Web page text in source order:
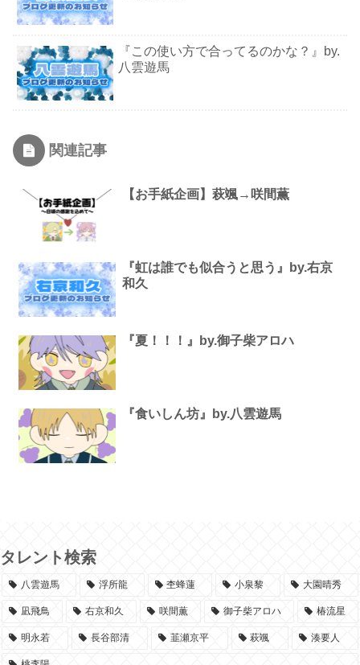
『この使い方で合ってるのかな？』by.
八雲遊馬
関連記事
【お手紙企画】萩颯→咲間薫
『虹は誰でも似合うと思う』by.右京
和久
『夏！！！』by.御子柴アロハ
『食いしん坊』by.八雲遊馬
タレント検索
八雲遊馬 浮所龍 杢蜂蓮 小泉黎 大園晴秀
凪飛鳥 右京和久 咲間薫 御子柴アロハ 椿流星
明永若 長谷部清 韮瀬京平 萩颯 湊要人